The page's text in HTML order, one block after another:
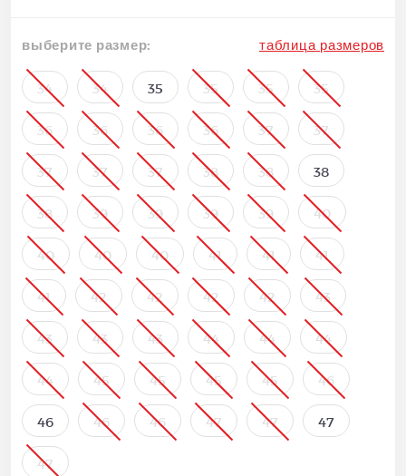
выберите размер: таблица размеров
34 34 35 35 35 35
36 36 36 36 37 37
37 37 37 38 38 38
38 39 39 39 39 40
40 40 40 41 41 41
41 42 42 42 42 43
43 43 43 44 44 44
44 45 45 45 45 46
46 46 46 47 47 47
47